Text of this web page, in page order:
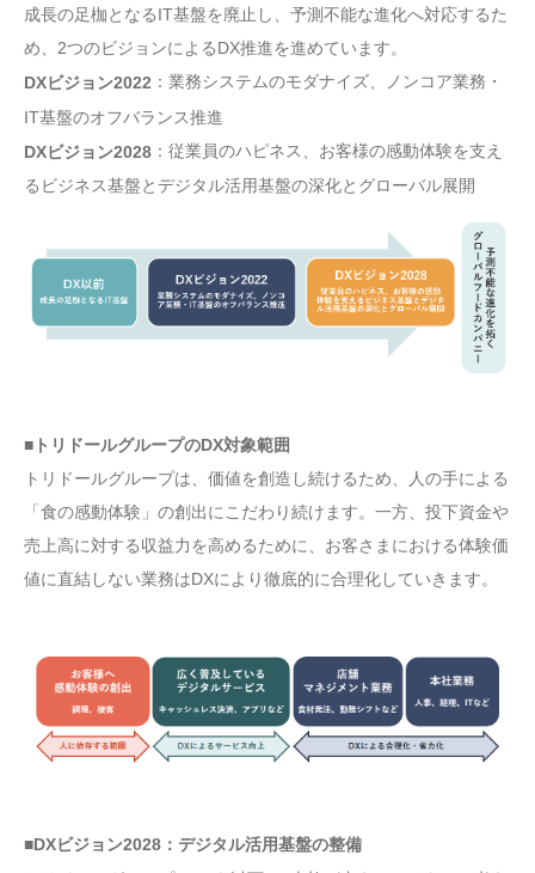
成長の足枷となるIT基盤を廃止し、予測不能な進化へ対応するた
め、2つのビジョンによるDX推進を進めています。
DXビジョン2022 ：業務システムのモダナイズ、ノンコア業務・
IT基盤のオフバランス推進
DXビジョン2028 ：従業員のハピネス、お客様の感動体験を支え
るビジネス基盤とデジタル活用基盤の深化とグローバル展開
■トリドールグループのDX対象範囲
トリドールグループは、価値を創造し続けるため、人の手による
「食の感動体験」の創出にこだわり続けます。一方、投下資金や
売上高に対する収益力を高めるために、お客さまにおける体験価
値に直結しない業務はDXにより徹底的に合理化していきます。
■DXビジョン2028：デジタル活用基盤の整備